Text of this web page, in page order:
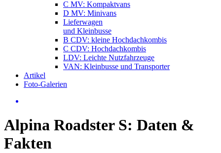
C MV: Kompaktvans
D MV: Minivans
Lieferwagen
und Kleinbusse
B CDV: kleine Hochdachkombis
C CDV: Hochdachkombis
LDV: Leichte Nutzfahrzeuge
VAN: Kleinbusse und Transporter
Artikel
Foto-Galerien
Alpina Roadster S: Daten &
Fakten